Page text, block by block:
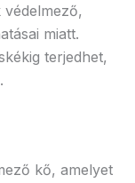
miatt.
terjedhet,
kő, amelyet